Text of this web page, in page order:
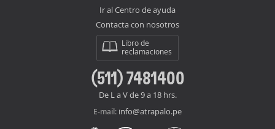
Ir al Centro de ayuda
Contacta con nosotros
Libro de
reclamaciones
(511) 7481400
De L a V de 9 a 18 hrs.
E-mail: info@atrapalo.pe